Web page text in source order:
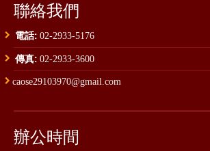
聯絡我們
電話: 02-2933-5176
傳真: 02-2933-3600
caose29103970@gmail.com
辦公時間